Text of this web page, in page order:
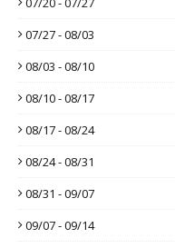
07/27 - 08/03
08/03 - 08/10
08/10 - 08/17
08/17 - 08/24
08/24 - 08/31
08/31 - 09/07
09/07 - 09/14